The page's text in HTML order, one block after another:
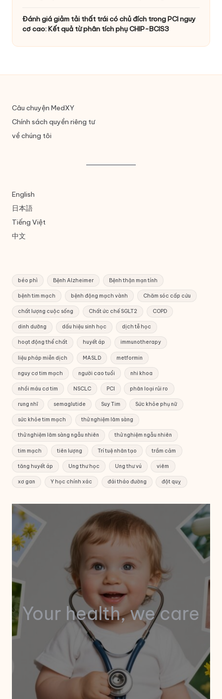
Đánh giá giảm tải thất trái có chủ đích trong PCI nguy
cơ cao: Kết quả từ phân tích phụ CHIP-BCIS3
Câu chuyện MedXY
Chính sách quyền riêng tư
về chúng tôi
English
日本語
Tiếng Việt
中文
béo phì Bệnh Alzheimer Bệnh thận mạn tính
bệnh tim mạch bệnh động mạch vành Chăm sóc cấp cứu
chất lượng cuộc sống Chất ức chế SGLT2 COPD
dinh dưỡng dấu hiệu sinh học dịch tễ học
hoạt động thể chất huyết áp immunotherapy
liệu pháp miễn dịch MASLD metformin
nguy cơ tim mạch người cao tuổi nhi khoa
nhồi máu cơ tim NSCLC PCI phân loại rủi ro
rung nhĩ semaglutide Suy Tim Sức khỏe phụ nữ
sức khỏe tim mạch thử nghiệm lâm sàng
thử nghiệm lâm sàng ngẫu nhiên thử nghiệm ngẫu nhiên
tim mạch tiên lượng Trí tuệ nhân tạo trầm cảm
tăng huyết áp Ung thư học Ung thư vú viêm
xơ gan Y học chính xác đái tháo đường đột quỵ
Your health, we care